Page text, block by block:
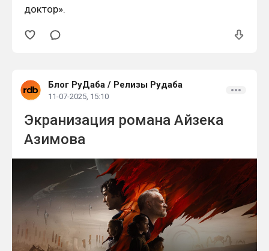
доктор».
Блог РуДаба / Релизы Рудаба
11-07-2025, 15:10
Экранизация романа Айзека
Азимова